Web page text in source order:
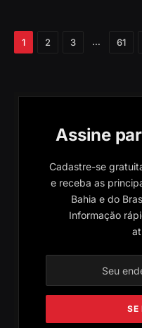
1 2 3 … 61
Assine
Cadastre-se
e receba as
Bahia e do
Informação